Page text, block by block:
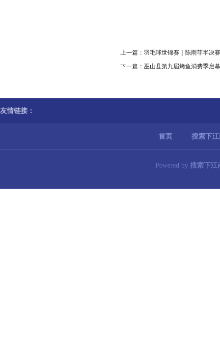
上一篇： 羽毛球世锦赛｜陈雨菲半决
下一篇： 巫山县第九届烤鱼消费季启
友情链接：
首页 搜索下
Powered by 搜索下江